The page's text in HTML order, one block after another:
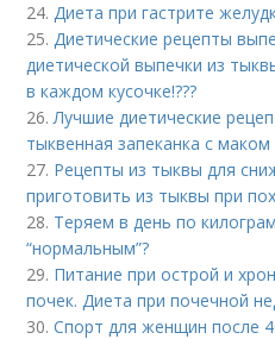
24.Диета при гастрите
25.Диетические рецепты
диетической выпечки из
в каждом кусочке!???
26.Лучшие диетические
тыквенная запеканка с маком
27. Рецепты из тыквы для
приготовить из тыквы при
28. Теряем в день по
“нормальным”?
29. Питание при острой и
почек. Диета при почечной
30.Спорт для женщин после